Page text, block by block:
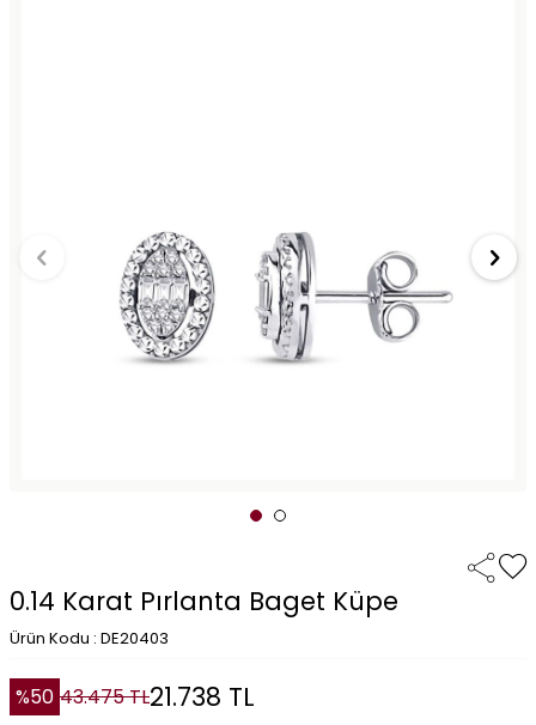
0.14 Karat Pırlanta Baget Küpe
Ürün Kodu : DE20403
%50 43.475TL21.738 TL